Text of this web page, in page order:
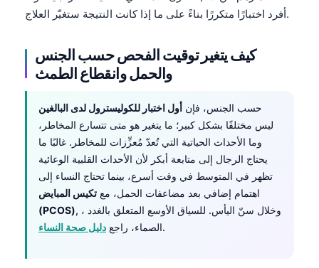
أفرد اختبارًا متكررًا بناءً على ما إذا كانت النتيجة ستغيّر العلاج.
كيف يتغير توقيت الفحص حسب الجنس
والحمل وانقطاع الطمث
حسب الجنس، فإن أول اختبار للكوليسترول لدى البالغين
ليس مختلفًا بشكل كبير؛ ما يتغير هو متى تتسارع المخاطر،
وما الأحداث الحياتية التي تُعدّ مُعزِّزات للمخاطر. غالبًا ما
يحتاج الرجال إلى متابعة أبكر لأن الأحداث القلبية الوعائية
تظهر في المتوسط في وقت أسرع، بينما تحتاج النساء إلى
اهتمام إضافي بعد مضاعفات الحمل، مع تكيس المبايض
(PCOS), ، وخلال سنّ اليأس. للسياق الأوسع المتعلق بالغدد
الصماء، راجع دليل صحة النساء .